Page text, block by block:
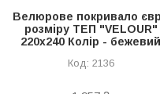
Велюрове покривало
розміру ТЕП "VELOUR"
220x240 Колір - бежевий
2136